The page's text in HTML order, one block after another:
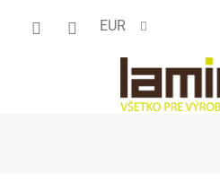
EUR